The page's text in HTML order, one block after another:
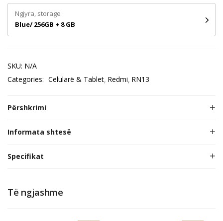
Ngjyra, storage
Blue/ 256GB + 8 GB
SKU: N/A
Categories: Celularë & Tablet Redmi RN13
Përshkrimi
Informata shtesë
Specifikat
Të ngjashme